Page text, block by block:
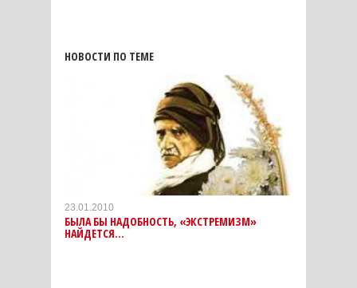
НОВОСТИ ПО ТЕМЕ
23.01.2010
БЫЛА БЫ НАДОБНОСТЬ, «ЭКСТРЕМИЗМ»
НАЙДЕТСЯ...